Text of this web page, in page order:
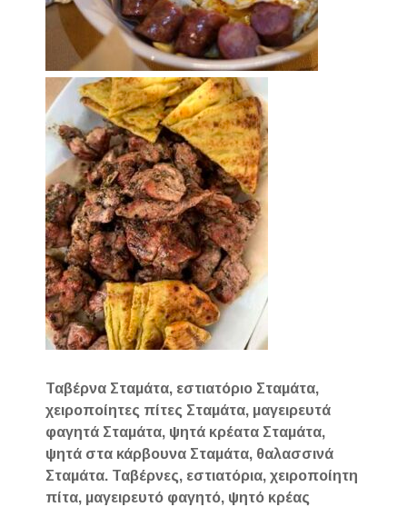
Ταβέρνα Σταμάτα, εστιατόριο Σταμάτα,
χειροποίητες πίτες Σταμάτα, μαγειρευτά
φαγητά Σταμάτα, ψητά κρέατα Σταμάτα,
ψητά στα κάρβουνα Σταμάτα, θαλασσινά
Σταμάτα. Ταβέρνες, εστιατόρια, χειροποίητη
πίτα, μαγειρευτό φαγητό, ψητό κρέας